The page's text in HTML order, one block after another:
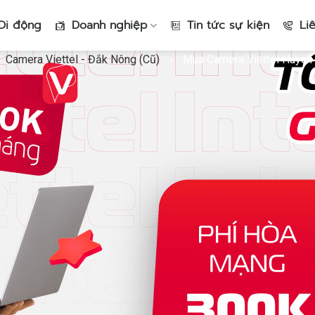
động Doanh nghiệp Tin tức sự kiện
Camera Viettel - Đắk Nông (Cũ) Mua Camera Viettel